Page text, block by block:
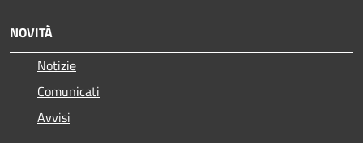
NOVITÀ
Notizie
Comunicati
Avvisi